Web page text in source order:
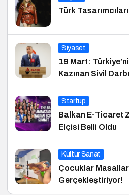
Türk
Siyaset
19 Mart:
Kazınan Sivil
Startup
Balkan E-Ticaret
Elçisi Belli Oldu
Kültür Sanat
Çocuklar
Gerçekleştiriyor!